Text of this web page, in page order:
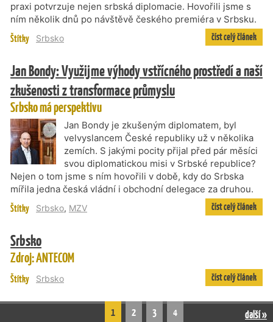
praxi potvrzuje nejen srbská diplomacie. Hovořili jsme s
ním několik dnů po návštěvě českého premiéra v Srbsku.
Štítky Srbsko číst celý článek
Jan Bondy: Využijme výhody vstřícného prostředí a naší
zkušenosti z transformace průmyslu
Srbsko má perspektivu
Jan Bondy je zkušeným diplomatem, byl
velvyslancem České republiky už v několika
zemích. S jakými pocity přijal před pár měsíci
svou diplomatickou misi v Srbské republice?
Nejen o tom jsme s ním hovořili v době, kdy do Srbska
mířila jedna česká vládní i obchodní delegace za druhou.
Štítky Srbsko, MZV číst celý článek
Srbsko
Zdroj: ANTECOM
Štítky Srbsko číst celý článek
1 2 3 4 další »